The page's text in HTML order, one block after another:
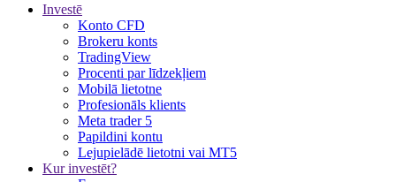
Investē
Konto CFD
Brokeru konts
TradingView
Procenti par līdzekļiem
Mobilā lietotne
Profesionāls klients
Meta trader 5
Papildini kontu
Lejupielādē lietotni vai MT5
Kur investēt?